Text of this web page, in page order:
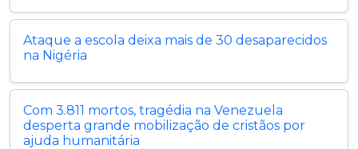
Ataque a escola deixa mais de 30 desaparecidos
na Nigéria
Com 3.811 mortos, tragédia na Venezuela
desperta grande mobilização de cristãos por
ajuda humanitária